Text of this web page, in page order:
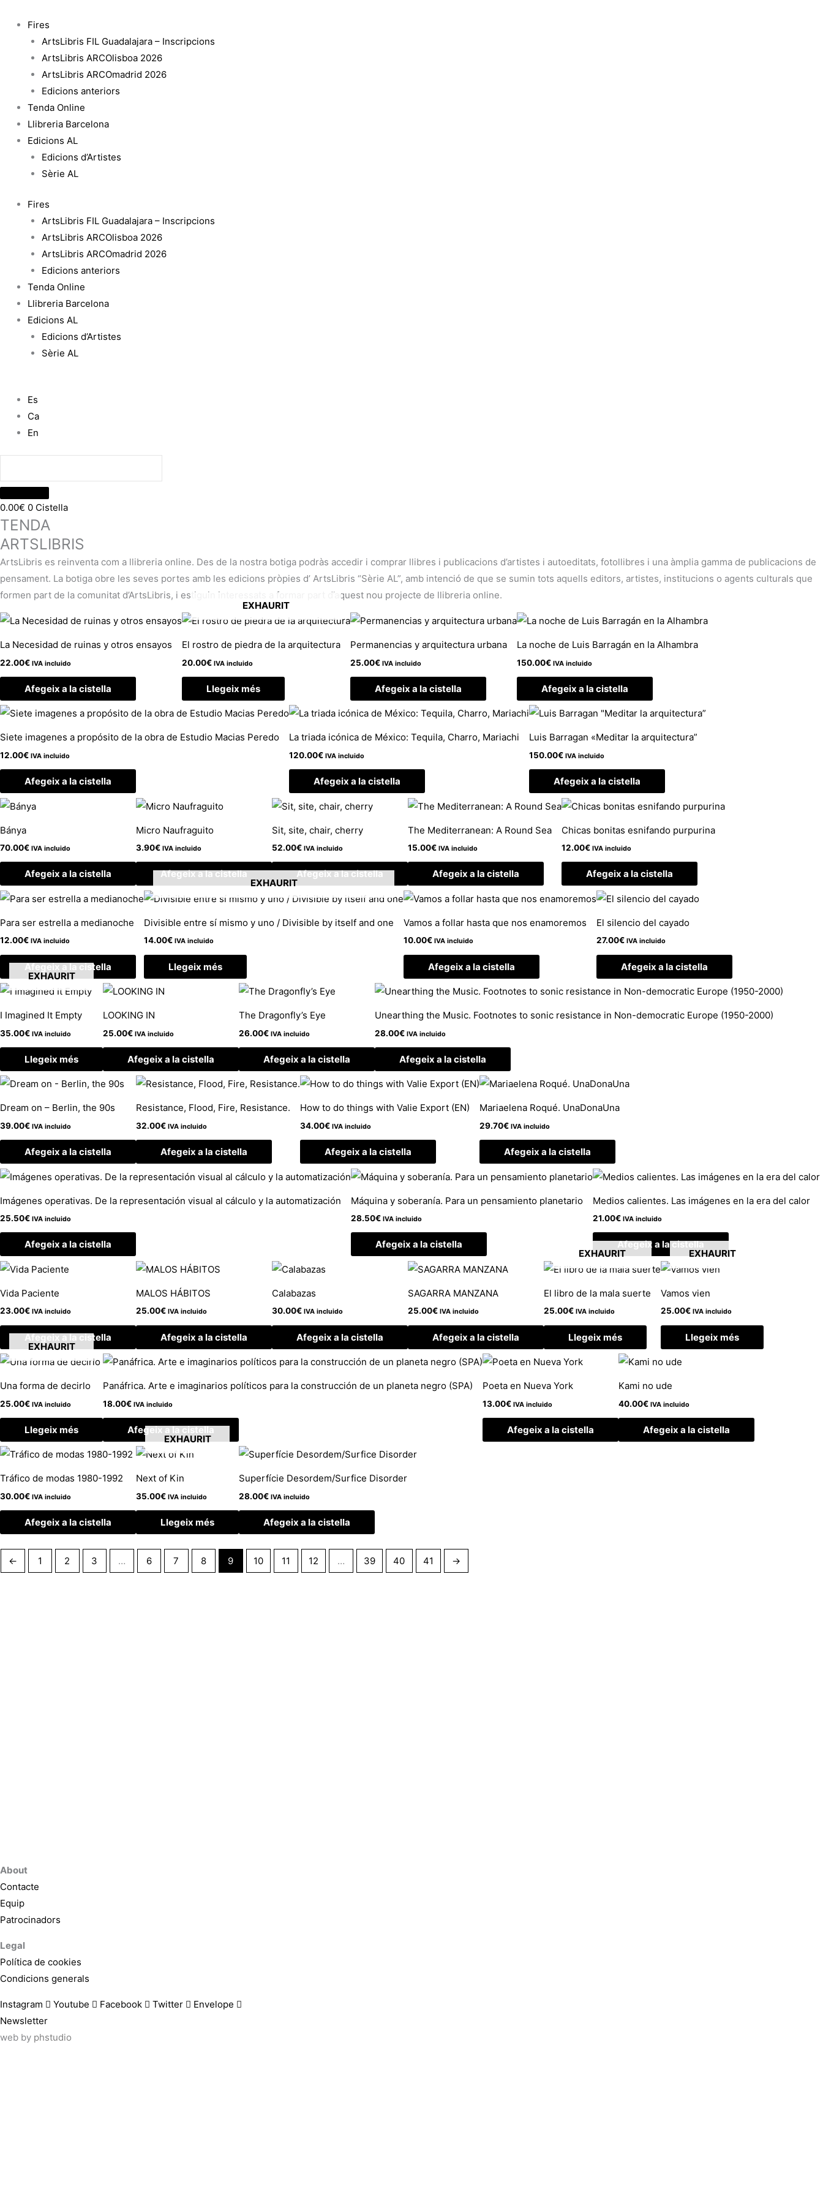
contingut
Fires
ArtsLibris FIL Guadalajara – Inscripcions
ArtsLibris ARCOlisboa 2026
ArtsLibris ARCOmadrid 2026
Edicions anteriors
Tenda Online
Llibreria Barcelona
Edicions AL
Edicions d’Artistes
Sèrie AL
Fires
ArtsLibris FIL Guadalajara – Inscripcions
ArtsLibris ARCOlisboa 2026
ArtsLibris ARCOmadrid 2026
Edicions anteriors
Tenda Online
Llibreria Barcelona
Edicions AL
Edicions d’Artistes
Sèrie AL
Es
Ca
En
0.00€ 0 Cistella
TENDA
ARTSLIBRIS
ArtsLibris es reinventa com a llibreria online. Des de la nostra botiga podràs accedir i comprar llibres i publicacions d’artistes i autoeditats, fotollibres i una àmplia gamma de publicacions de
pensament. La botiga obre les seves portes amb les edicions pròpies d’ ArtsLibris “Sèrie AL”, amb intenció de que se sumin tots aquells editors, artistes, institucions o agents culturals que
formen part de la comunitat d’ArtsLibris, i estiguin interessats a formar part d’aquest nou projecte de llibreria online.
La Necesidad de ruinas y otros ensayos
22.00€ IVA incluido
Afegeix a la cistella
EXHAURIT
El rostro de piedra de la arquitectura
20.00€ IVA incluido
Llegeix més
Permanencias y arquitectura urbana
25.00€ IVA incluido
Afegeix a la cistella
La noche de Luis Barragán en la Alhambra
150.00€ IVA incluido
Afegeix a la cistella
Siete imagenes a propósito de la obra de Estudio Macias Peredo
12.00€ IVA incluido
Afegeix a la cistella
La triada icónica de México: Tequila, Charro, Mariachi
120.00€ IVA incluido
Afegeix a la cistella
Luis Barragan «Meditar la arquitectura”
150.00€ IVA incluido
Afegeix a la cistella
Bánya
70.00€ IVA incluido
Afegeix a la cistella
Micro Naufraguito
3.90€ IVA incluido
Afegeix a la cistella
Sit, site, chair, cherry
52.00€ IVA incluido
Afegeix a la cistella
The Mediterranean: A Round Sea
15.00€ IVA incluido
Afegeix a la cistella
Chicas bonitas esnifando purpurina
12.00€ IVA incluido
Afegeix a la cistella
Para ser estrella a medianoche
12.00€ IVA incluido
Afegeix a la cistella
EXHAURIT
Divisible entre sí mismo y uno / Divisible by itself and one
14.00€ IVA incluido
Llegeix més
Vamos a follar hasta que nos enamoremos
10.00€ IVA incluido
Afegeix a la cistella
El silencio del cayado
27.00€ IVA incluido
Afegeix a la cistella
EXHAURIT
I Imagined It Empty
35.00€ IVA incluido
Llegeix més
LOOKING IN
25.00€ IVA incluido
Afegeix a la cistella
The Dragonfly’s Eye
26.00€ IVA incluido
Afegeix a la cistella
Unearthing the Music. Footnotes to sonic resistance in Non-democratic Europe (1950-2000)
28.00€ IVA incluido
Afegeix a la cistella
Dream on – Berlin, the 90s
39.00€ IVA incluido
Afegeix a la cistella
Resistance, Flood, Fire, Resistance.
32.00€ IVA incluido
Afegeix a la cistella
How to do things with Valie Export (EN)
34.00€ IVA incluido
Afegeix a la cistella
Mariaelena Roqué. UnaDonaUna
29.70€ IVA incluido
Afegeix a la cistella
Imágenes operativas. De la representación visual al cálculo y la automatización
25.50€ IVA incluido
Afegeix a la cistella
Máquina y soberanía. Para un pensamiento planetario
28.50€ IVA incluido
Afegeix a la cistella
Medios calientes. Las imágenes en la era del calor
21.00€ IVA incluido
Afegeix a la cistella
Vida Paciente
23.00€ IVA incluido
Afegeix a la cistella
MALOS HÁBITOS
25.00€ IVA incluido
Afegeix a la cistella
Calabazas
30.00€ IVA incluido
Afegeix a la cistella
SAGARRA MANZANA
25.00€ IVA incluido
Afegeix a la cistella
EXHAURIT
El libro de la mala suerte
25.00€ IVA incluido
Llegeix més
EXHAURIT
Vamos vien
25.00€ IVA incluido
Llegeix més
EXHAURIT
Una forma de decirlo
25.00€ IVA incluido
Llegeix més
Panáfrica. Arte e imaginarios políticos para la construcción de un planeta negro (SPA)
18.00€ IVA incluido
Afegeix a la cistella
Poeta en Nueva York
13.00€ IVA incluido
Afegeix a la cistella
Kami no ude
40.00€ IVA incluido
Afegeix a la cistella
Tráfico de modas 1980-1992
30.00€ IVA incluido
Afegeix a la cistella
EXHAURIT
Next of Kin
35.00€ IVA incluido
Llegeix més
Superfície Desordem/Surfice Disorder
28.00€ IVA incluido
Afegeix a la cistella
← 1 2 3 … 6 7 8 9 10 11 12 … 39 40 41 →
About
Contacte
Equip
Patrocinadors
Legal
Política de cookies
Condicions generals
Instagram Youtube Facebook Twitter
Envelope
Newsletter
web by phstudio